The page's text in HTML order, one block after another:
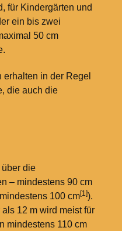
für Kindergärten und
ein bis zwei
50 cm
in der Regel
die auch die
die
– mindestens 90 cm
100 cm[1]).
als 12 m wird meist für
mindestens 110 cm